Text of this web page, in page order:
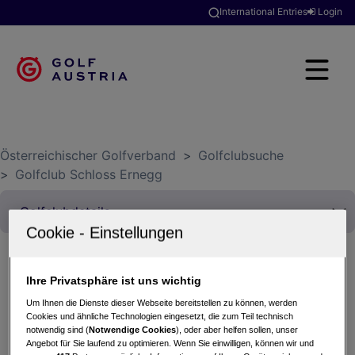
International Entries Login
Österreichischer Golfverband > Golfclubsuche
> Golfclub Schloss Ernegg
18.09.2025 - Einzel-Zählspiel nach Stableford
Golfclub Schloss Ernegg
Ihre Privatsphäre ist uns wichtig
Um Ihnen die Dienste dieser Webseite bereitstellen zu können, werden
Cookies und ähnliche Technologien eingesetzt, die zum Teil technisch
notwendig sind (Notwendige Cookies), oder aber helfen sollen, unser
Angebot für Sie laufend zu optimieren. Wenn Sie einwilligen, können wir und